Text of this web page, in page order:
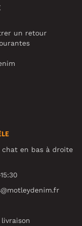
un retour
en bas à droite